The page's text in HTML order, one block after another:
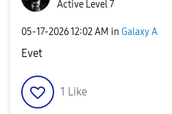
Active Level 7
‎05-17-202612:02 AM in Galaxy A
Evet
1 Like